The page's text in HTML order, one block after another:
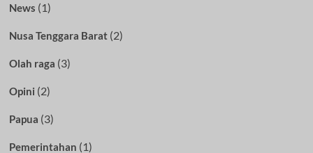
News (1)
Nusa Tenggara Barat(2)
Olah raga (3)
Opini (2)
Papua (3)
Pemerintahan (1)